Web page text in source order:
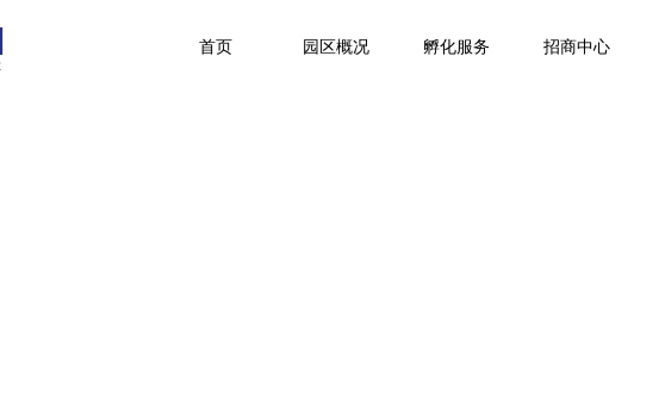
首页 园区概况 孵化服务 招商中心